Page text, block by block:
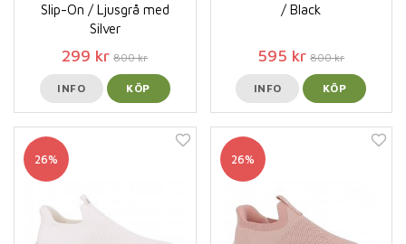
Slip-On / Ljusgrå med
Silver
299 kr 800 kr
INFO KÖP
/ Black
595 kr 800 kr
INFO KÖP
26% 26%